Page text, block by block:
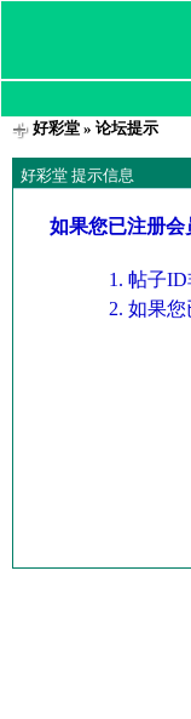
好彩堂» 论坛提示
好彩堂 提示信息
如果您已注册会
帖子ID
如果您